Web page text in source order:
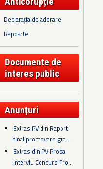
Declarația de aderare
Rapoarte
Documente de
interes public
Anunțuri
Extras PV din Raport
final promovare gra...
Extras din PV Proba
Interviu Concurs Pro...